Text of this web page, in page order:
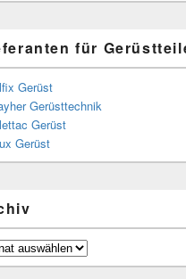
für
Gerüst
Gerüsttechnik
Gerüst
Gerüst